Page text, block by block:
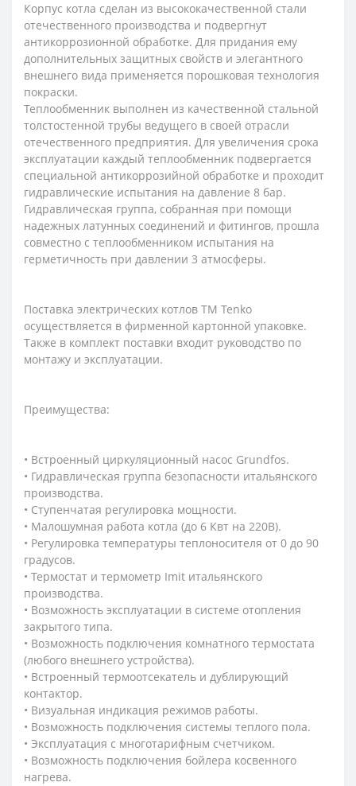
Корпус котла сделан из высококачественной стали
отечественного производства и подвергнут
антикоррозионной обработке. Для придания ему
дополнительных защитных свойств и элегантного
внешнего вида применяется порошковая технология
покраски.
Теплообменник выполнен из качественной стальной
толстостенной трубы ведущего в своей отрасли
отечественного предприятия. Для увеличения срока
эксплуатации каждый теплообменник подвергается
специальной антикоррозийной обработке и проходит
гидравлические испытания на давление 8 бар.
Гидравлическая группа, собранная при помощи
надежных латунных соединений и фитингов, прошла
совместно с теплообменником испытания на
герметичность при давлении 3 атмосферы.
Поставка электрических котлов ТМ Tenko
осуществляется в фирменной картонной упаковке.
Также в комплект поставки входит руководство по
монтажу и эксплуатации.
Преимущества:
• Встроенный циркуляционный насос Grundfos.
• Гидравлическая группа безопасности итальянского
производства.
• Ступенчатая регулировка мощности.
• Малошумная работа котла (до 6 Квт на 220В).
• Регулировка температуры теплоносителя от 0 до 90
градусов.
• Термостат и термометр Imit итальянского
производства.
• Возможность эксплуатации в системе отопления
закрытого типа.
• Возможность подключения комнатного термостата
(любого внешнего устройства).
• Встроенный термоотсекатель и дублирующий
контактор.
• Визуальная индикация режимов работы.
• Возможность подключения системы теплого пола.
• Эксплуатация с многотарифным счетчиком.
• Возможность подключения бойлера косвенного
нагрева.